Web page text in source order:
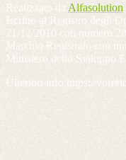
Realizzato da Alfasolution
Iscritto al Registro degli
21/12/2010 con numero
Marchio Registrato con
Ministero dello Sviluppo
Ulteriori info https://